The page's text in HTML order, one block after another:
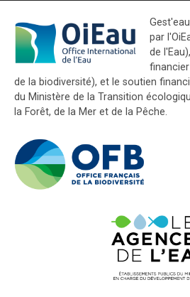
par
de
de la biodiversité), et le soutien
du Ministère de la Transition
la Forêt, de la Mer et de la Pêche.